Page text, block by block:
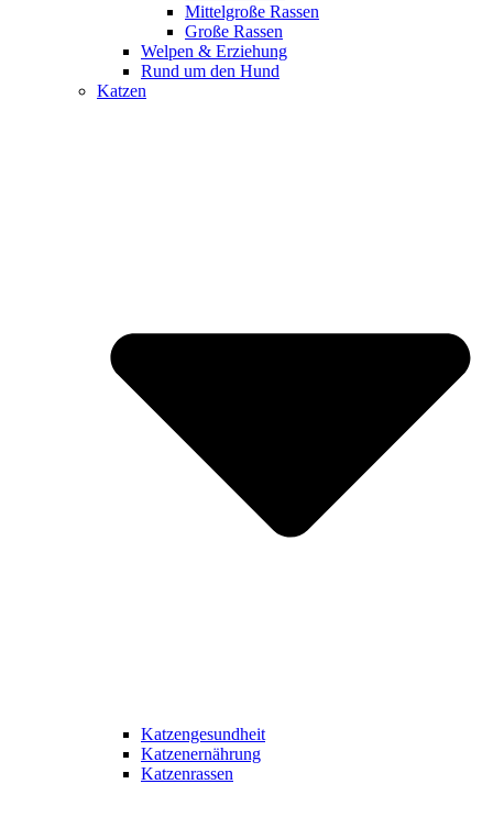
Mittelgroße Rassen
Große Rassen
Welpen & Erziehung
Rund um den Hund
Katzen
Katzengesundheit
Katzenernährung
Katzenrassen